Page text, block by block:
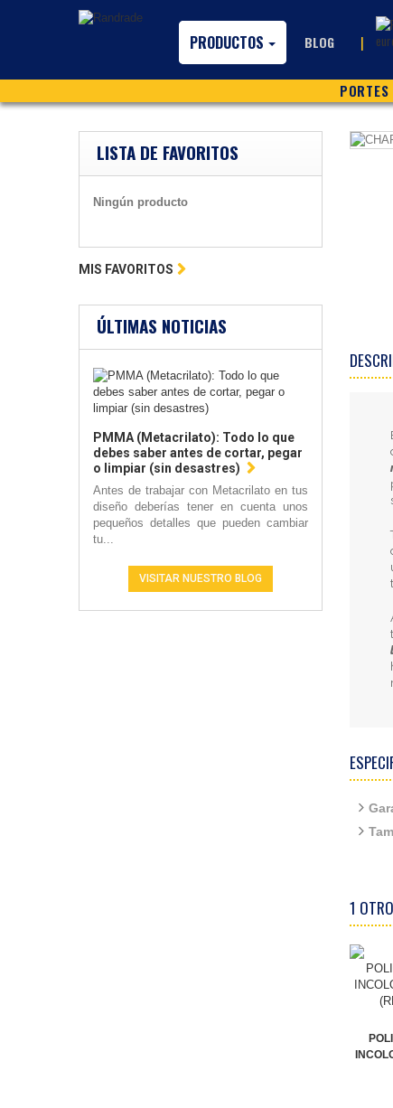
PRODUCTOS BLOG |
LISTA DE FAVORITOS
Ningún producto
MIS FAVORITOS
ÚLTIMAS NOTICIAS
PMMA (Metacrilato): Todo lo que
debes saber antes de cortar, pegar
o limpiar (sin desastres)
Antes de trabajar con Metacrilato en tus
diseño deberías tener en cuenta unos
pequeños detalles que pueden cambiar
tu...
VISITAR NUESTRO BLOG
1